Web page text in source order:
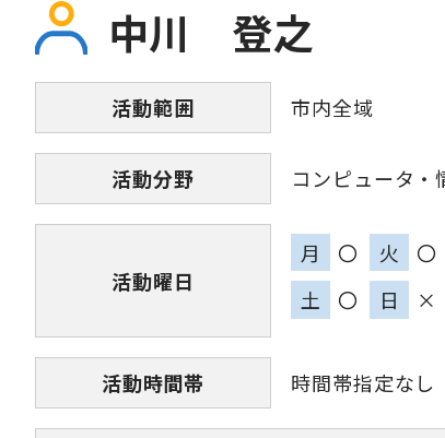
中川 登之
活動範囲 市内全域
活動分野 コンピュータ・
活動曜日
月 〇 火 〇
土
〇 日 ×
活動時間帯 時間帯指定なし